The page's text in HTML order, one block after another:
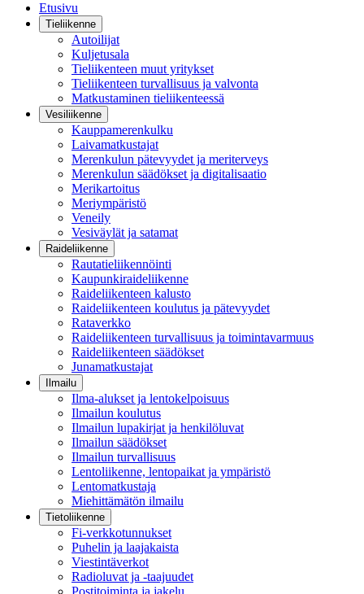
Etusivu
Tieliikenne
Autoilijat
Kuljetusala
Tieliikenteen muut yritykset
Tieliikenteen turvallisuus ja valvonta
Matkustaminen tieliikenteessä
Vesiliikenne
Kauppamerenkulku
Laivamatkustajat
Merenkulun pätevyydet ja meriterveys
Merenkulun säädökset ja digitalisaatio
Merikartoitus
Meriympäristö
Veneily
Vesiväylät ja satamat
Raideliikenne
Rautatieliikennöinti
Kaupunkiraideliikenne
Raideliikenteen kalusto
Raideliikenteen koulutus ja pätevyydet
Rataverkko
Raideliikenteen turvallisuus ja toimintavarmuus
Raideliikenteen säädökset
Junamatkustajat
Ilmailu
Ilma-alukset ja lentokelpoisuus
Ilmailun koulutus
Ilmailun lupakirjat ja henkilöluvat
Ilmailun säädökset
Ilmailun turvallisuus
Lentoliikenne, lentopaikat ja ympäristö
Lentomatkustaja
Miehittämätön ilmailu
Tietoliikenne
Fi-verkkotunnukset
Puhelin ja laajakaista
Viestintäverkot
Radioluvat ja -taajuudet
Postitoiminta ja jakelu